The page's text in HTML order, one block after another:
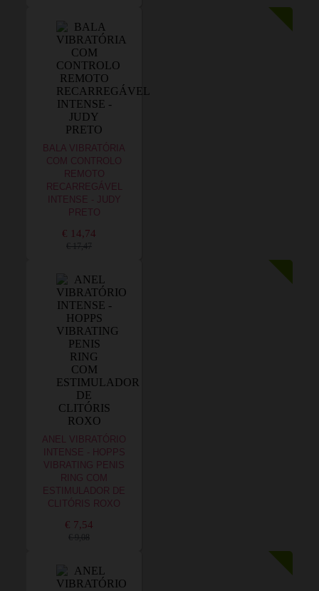
BALA VIBRATÓRIA
COM CONTROLO
REMOTO
RECARREGÁVEL
INTENSE - JUDY
PRETO
€ 14,74
€ 17,47
ANEL VIBRATÓRIO
INTENSE - HOPPS
VIBRATING PENIS
RING COM
ESTIMULADOR DE
CLITÓRIS ROXO
€ 7,54
€ 9,08